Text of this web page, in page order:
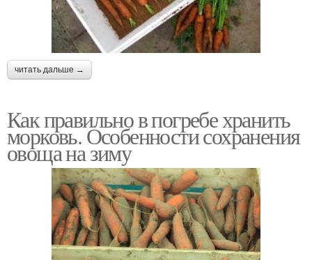
читать дальше →
Как правильно в погребе хранить
морковь. Особенности сохранения
овоща на зиму